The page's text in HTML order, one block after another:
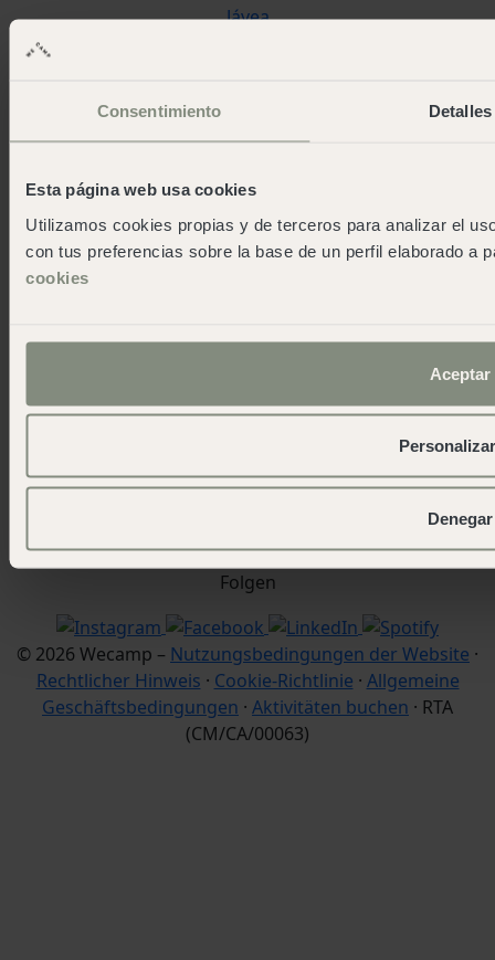
Consentimiento Detalles
Esta página web usa cookies
Utilizamos cookies propias y de terceros para analizar el
con tus preferencias sobre la base de un perfil elaborado a
cookies
Aceptar
Denegar
Jávea
Wecamp
Wecampers Club
Events
Presseabteilung
Blog
wecamp headquarters
Folgen
© 2026 Wecamp – Nutzungsbedingungen der Website ·
Rechtlicher Hinweis · Cookie-Richtlinie · Allgemeine
Geschäftsbedingungen · Aktivitäten buchen · RTA
(CM/CA/00063)